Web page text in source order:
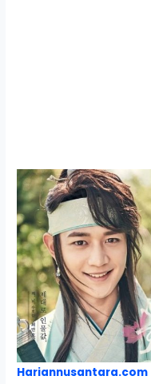
Hariannusantara.com